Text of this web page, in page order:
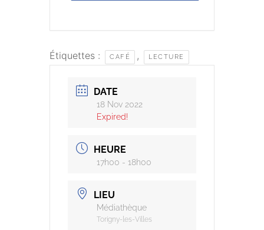
Étiquettes : CAFÉ , LECTURE
DATE
18 Nov 2022
Expired!
HEURE
17h00 - 18h00
LIEU
Médiathèque
Torigny-les-Villes